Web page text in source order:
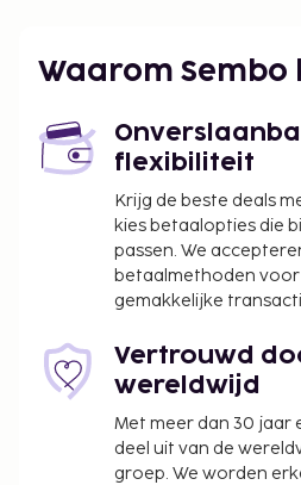
Waarom Sembo
flexibiliteit
Krijg de beste deals
kies betaalopties die
passen. We
betaalmethoden voor
gemakkelijke
Vertrouwd
wereldwijd
Met meer dan 30 jaar
deel uit van de
groep. We worden